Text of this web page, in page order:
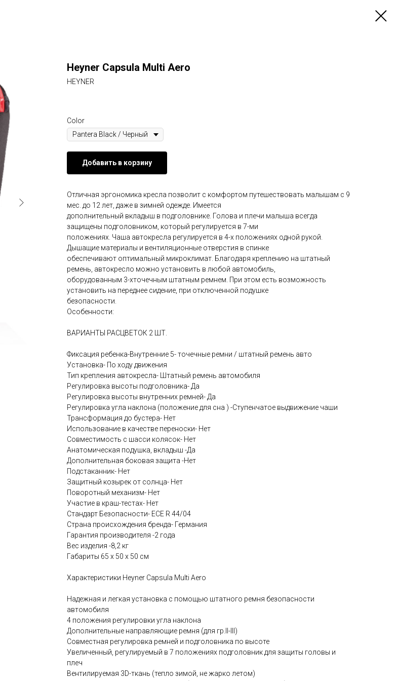
Heyner Capsula Multi Aero
HEYNER
Color
Добавить в корзину
Отличная эргономика кресла позволит с комфортом путешествовать малышам с 9
мес. до 12 лет, даже в зимней одежде. Имеется
дополнительный вкладыш в подголовнике. Голова и плечи малыша всегда
защищены подголовником, который регулируется в 7-ми
положениях. Чаша автокресла регулируется в 4-х положениях одной рукой.
Дышащие материалы и вентиляционные отверстия в спинке
обеспечивают оптимальный микроклимат. Благодаря креплению на штатный
ремень, автокресло можно установить в любой автомобиль,
оборудованным 3-хточечным штатным ремнем. При этом есть возможность
установить на переднее сидение, при отключенной подушке
безопасности.
Особенности:
ВАРИАНТЫ РАСЦВЕТОК 2 ШТ.
Фиксация ребенка-Внутренние 5- точечные ремни / штатный ремень авто
Установка- По ходу движения
Тип крепления автокресла- Штатный ремень автомобиля
Регулировка высоты подголовника- Да
Регулировка высоты внутренних ремней- Да
Регулировка угла наклона (положение для сна ) -Ступенчатое выдвижение чаши
Трансформация до бустера- Нет
Использование в качестве переноски- Нет
Совместимость с шасси колясок- Нет
Анатомическая подушка, вкладыш -Да
Дополнительная боковая защита -Нет
Подстаканник- Нет
Защитный козырек от солнца- Нет
Поворотный механизм- Нет
Участие в краш-тестах- Нет
Стандарт Безопасности- ECE R 44/04
Страна происхождения бренда- Германия
Гарантия производителя -2 года
Вес изделия -8,2 кг
Габариты 65 х 50 х 50 см
Характеристики Heyner Capsula Multi Aero
Надежная и легкая установка с помощью штатного ремня безопасности
автомобиля
4 положения регулировки угла наклона
Дополнительные направляющие ремня (для гр.II-III)
Совместная регулировка ремней и подголовника по высоте
Увеличенный, регулируемый в 7 положениях подголовник для защиты головы и
плеч
Вентилируемая 3D-ткань (тепло зимой, не жарко летом)